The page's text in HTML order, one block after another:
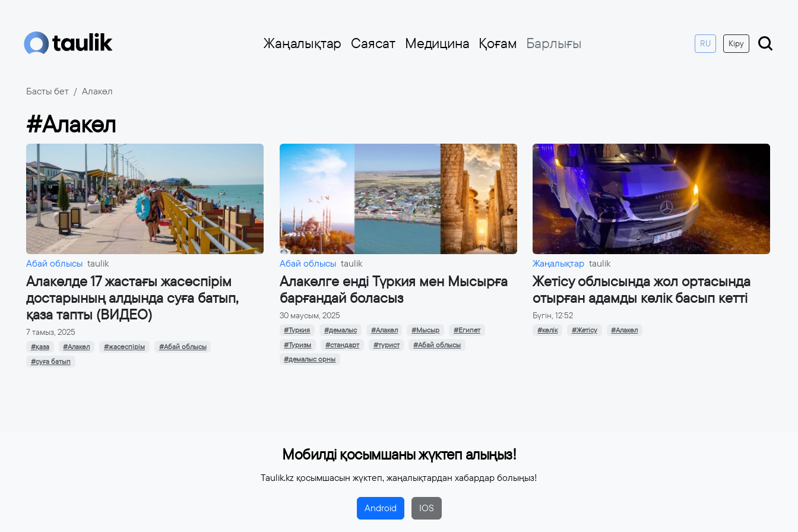
Жаңалықтар Саясат Медицина Қоғам Барлығы RU Кіру
Басты бет Алакөл
#Алакөл
Абай облысы taulik
Алакөлде 17 жастағы жасөспірім
достарының алдында суға батып,
қаза тапты (ВИДЕО)
7 тамыз, 2025
#қаза #Алакөл #жасөспірім
#Абай облысы
#суға батып
Абай облысы taulik
Алакөлге енді Түркия мен Мысырға
барғандай боласыз
30 маусым, 2025
#Түркия #демалыс #Алакөл #Мысыр
#Египет
#Туризм
#стандарт #турист
#Абай облысы
#демалыс орны
Жаңалықтар taulik
Жетісу облысында жол ортасында
отырған адамды көлік басып кетті
Бүгін, 12:52
#көлік #Жетісу #Алакөл
Мобилді қосымшаны жүктеп алыңыз!
Taulik.kz қосымшасын жүктеп, жаңалықтардан хабардар болыңыз!
Android IOS